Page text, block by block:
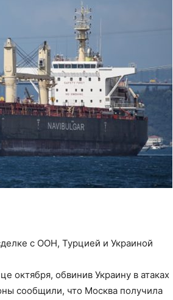
с ООН, Турцией и Украиной
октября, обвинив Украину в атаках
сообщили, что Москва получила